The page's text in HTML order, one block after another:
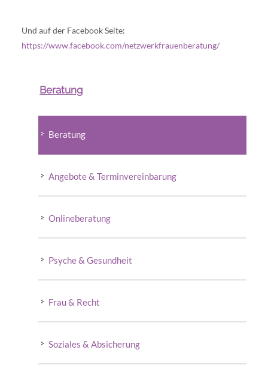
Und auf der Facebook Seite:
https://www.facebook.com/netzwerkfrauenberatung/
Beratung
Beratung
Angebote & Terminvereinbarung
Onlineberatung
Psyche & Gesundheit
Frau & Recht
Soziales & Absicherung